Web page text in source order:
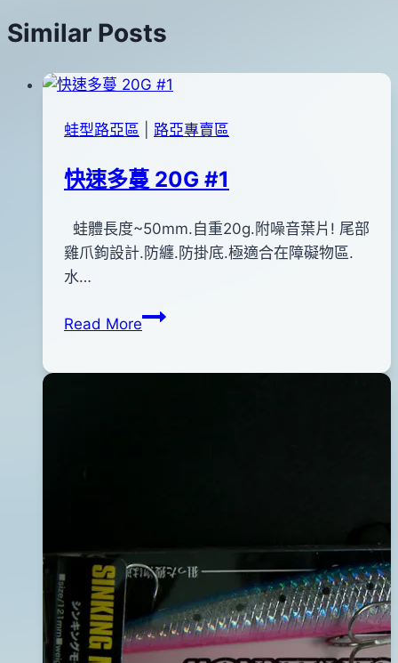
Similar Posts
蛙型路亞區 路亞專賣區
快速多蔓 20G #1
Bybc
pro-
shop
2013
年
05
25
蛙體長度~50mm.自重20g.附噪音葉片! 尾部
雞爪鉤設計.防纏.防掛底.極適合在障礙物區.
水…
Read More快